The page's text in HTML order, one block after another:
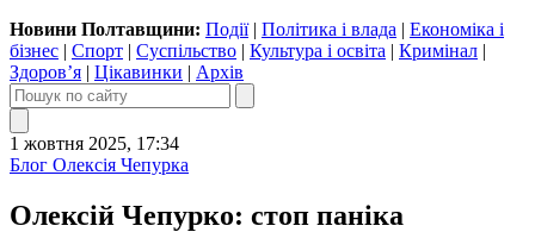
Новини Полтавщини: Події| Політика і влада | Економіка і
бізнес | Спорт | Суспільство | Культура і освіта | Кримінал |
Здоров’я | Цікавинки | Архів
1 жовтня 2025, 17:34
Блог Олексія Чепурка
Олексій Чепурко: стоп паніка